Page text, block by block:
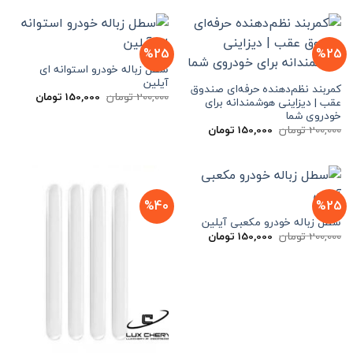
%25
کمربند نظم‌دهنده حرفه‌ای صندوق
عقب | دیزاینی هوشمندانه برای
خودروی شما
200,000تومان قیمت
اصلی
150,000 تومانقیمت
فعلی
%25
سطل زباله خودرو استوانه ای
آیلین
200,000تومان قیمت
اصلی
150,000 تومانقیمت
فعلی
%25
سطل زباله خودرو مکعبی آیلین
200,000تومان قیمت
اصلی
150,000 تومانقیمت
فعلی
%40